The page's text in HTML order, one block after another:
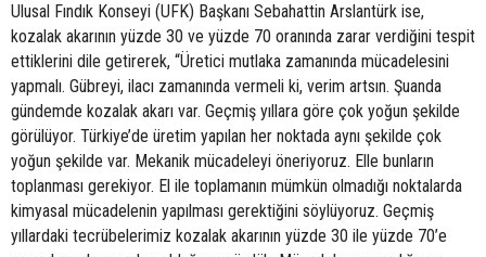
Ulusal Fındık Konseyi (UFK) Başkanı Sebahattin Arslantürk ise,
kozalak akarının yüzde 30 ve yüzde 70 oranında zarar verdiğini tespit
ettiklerini dile getirerek, “Üretici mutlaka zamanında mücadelesini
yapmalı. Gübreyi, ilacı zamanında vermeli ki, verim artsın. Şuanda
gündemde kozalak akarı var. Geçmiş yıllara göre çok yoğun şekilde
görülüyor. Türkiye’de üretim yapılan her noktada aynı şekilde çok
yoğun şekilde var. Mekanik mücadeleyi öneriyoruz. Elle bunların
toplanması gerekiyor. El ile toplamanın mümkün olmadığı noktalarda
kimyasal mücadelenin yapılması gerektiğini söylüyoruz. Geçmiş
yıllardaki tecrübelerimiz kozalak akarının yüzde 30 ile yüzde 70’e